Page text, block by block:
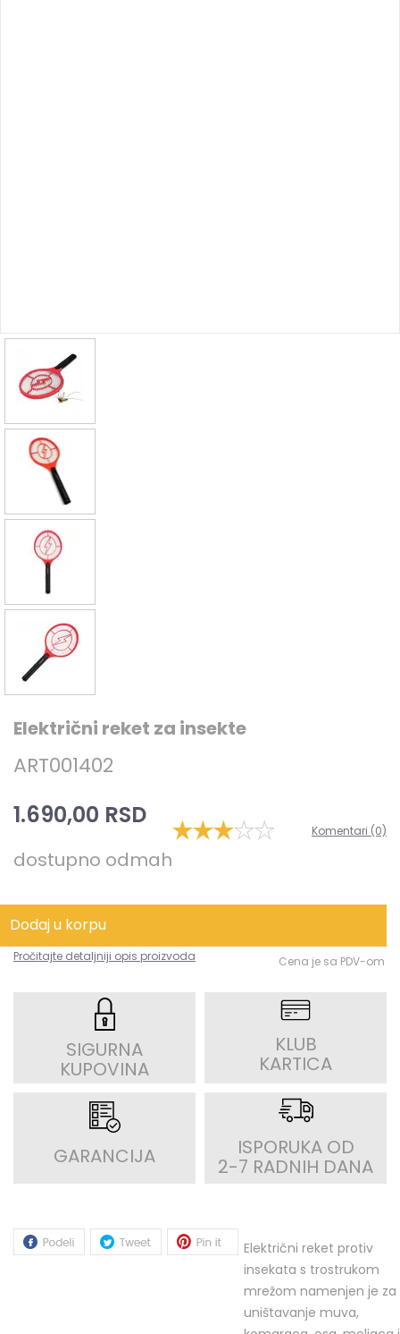
Električni reket za insekte
ART001402
1.690,00 RSD
dostupno odmah
Dodaj u korpu
Cena je sa PDV-om
Komentari (0)
Pročitajte detaljniji opis proizvoda
SIGURNA
KUPOVINA
KLUB
KARTICA
GARANCIJA ISPORUKA OD
2-7 RADNIH DANA
Električni reket protiv
insekata s trostrukom
mrežom namenjen je za
uništavanje muva,